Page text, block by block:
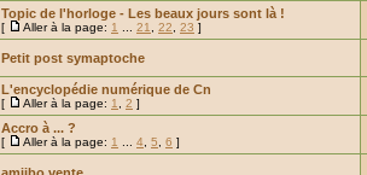
Topic de l'horloge - Les beaux jours sont là !
[ Aller à la page: 1 21 22 23 ]
Petit post symaptoche
L'encyclopédie numérique de Cn
[ Aller à la page: 1 2 ]
Accro à ... ?
[ Aller à la page: 1 4 5 6 ]